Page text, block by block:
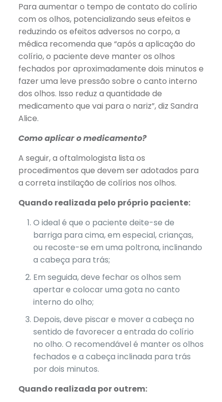
Para aumentar o tempo de contato do colírio
com os olhos, potencializando seus efeitos e
reduzindo os efeitos adversos no corpo, a
médica recomenda que “após a aplicação do
colírio, o paciente deve manter os olhos
fechados por aproximadamente dois minutos e
fazer uma leve pressão sobre o canto interno
dos olhos. Isso reduz a quantidade de
medicamento que vai para o nariz”, diz Sandra
Alice.
Como aplicar o medicamento?
A seguir, a oftalmologista lista os
procedimentos que devem ser adotados para
a correta instilação de colírios nos olhos.
Quando realizada pelo próprio paciente:
O ideal é que o paciente deite-se de
barriga para cima, em especial, crianças,
ou recoste-se em uma poltrona, inclinando
a cabeça para trás;
Em seguida, deve fechar os olhos sem
apertar e colocar uma gota no canto
interno do olho;
Depois, deve piscar e mover a cabeça no
sentido de favorecer a entrada do colírio
no olho. O recomendável é manter os olhos
fechados e a cabeça inclinada para trás
por dois minutos.
Quando realizada por outrem: